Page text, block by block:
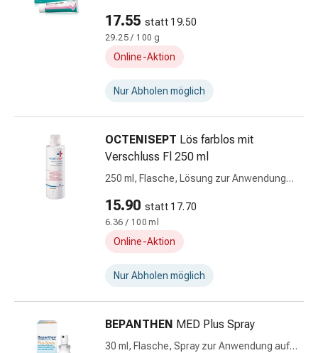
Gels
Trockene
&
Hyperhidrose
Unreine
Pickel
Fieberbläschen
Hautausschlag
Gemmotherapie
Homöopathie
Pflanzenheilkunde
17.55 statt 19.50
29.25 / 100 g
Online-Aktion
Nur Abholen möglich
OCTENISEPT Lös farblos mit
Verschluss Fl 250 ml
250 ml, Flasche, Lösung zur Anwendung
15.90 statt 17.70
6.36 / 100 ml
Online-Aktion
Nur Abholen möglich
BEPANTHEN MED Plus Spray
30 ml, Flasche, Spray zur Anwendung auf